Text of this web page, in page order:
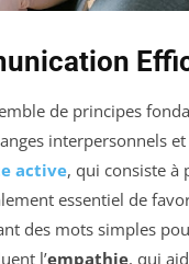
de principes
interpersonnels
active, qui consiste à
essentiel de
des mots simples
l’empathie, qui